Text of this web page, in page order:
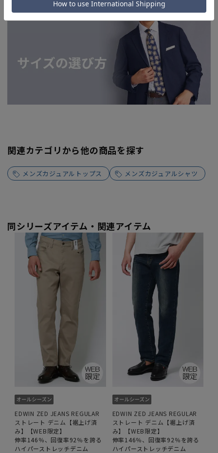
関連カテゴリから他の商品を探す
メンズカジュアルトップス メンズカジュアルシャツ
同シリーズアイテム・関連アイテム
EDWIN ZED JEANS REGULAR
ストレート デニム【裾上げ済
み】【WEB限定】
伸率146％、回復率92％を誇る
ハイパーストレッチデニム
EDWIN ZED JEANS REGULAR
ストレート デニム【裾上げ済
み】【WEB限定】
伸率146％、回復率92％を誇る
ハイパーストレッチデニム